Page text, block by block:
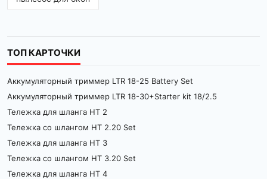
Почему стоит выбрать хозяйственный
Мощность и производительность
двигателями и большими резервуарами для
сбора мусора, что позволяет быстро убирать
поддерживают функции как сухой уборки, так и
сбора жидкости, что делает их универсальными
и практичными.
Долговечность и надежность
ТОП КАРТОЧКИ
Аккумуляторный триммер LTR 18-25 Battery Set
Аккумуляторный триммер LTR 18-30+Starter kit 18/2.5
Тележка для шланга HT 2
Тележка со шлангом HT 2.20 Set
Тележка для шланга HT 3
Тележка со шлангом HT 3.20 Set
Тележка для шланга HT 4